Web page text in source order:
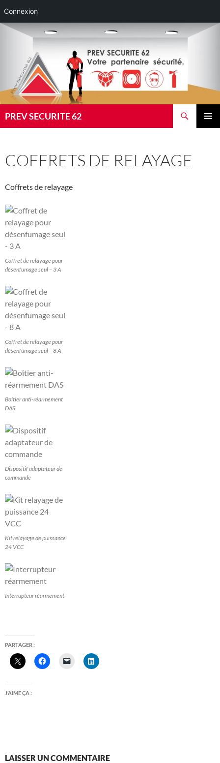
Connexion
Aller
PREV SECURITE 62
COFFRETS DE RELAYAGE
Coffrets de relayage
Coffret de relayage pour
désenfumage seul – 3 A
Coffret de relayage pour
désenfumage seul – 8 A
Boîtier anti-réarmement
DAS
Dispositif adaptateur de
commande
Kit relayage de puissance
24 VCC
Interrupteur réarmement
PARTAGER :
J’AIME ÇA :
LAISSER UN COMMENTAIRE